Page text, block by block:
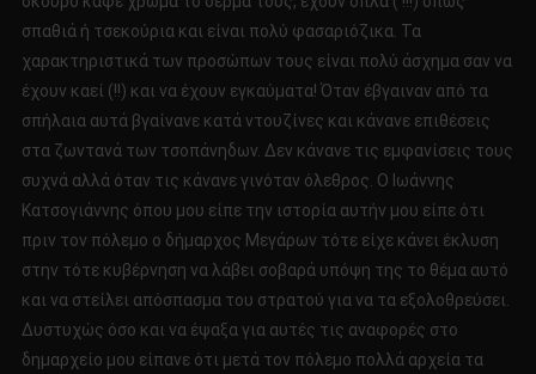
σπαθιά ή τσεκούρια και είναι πολύ φασαριόζικα. Τα
χαρακτηριστικά των προσώπων τους είναι πολύ άσχημα σαν να
έχουν καεί (!!) και να έχουν εγκαύματα! Όταν έβγαιναν από τα
σπήλαια αυτά βγαίνανε κατά ντουζίνες και κάνανε επιθέσεις
στα ζωντανά των τσοπάνηδων. Δεν κάνανε τις εμφανίσεις τους
συχνά αλλά όταν τις κάνανε γινόταν όλεθρος. Ο Ιωάννης
Κατσογιάννης όπου μου είπε την ιστορία αυτήν μου είπε ότι
πριν τον πόλεμο ο δήμαρχος Μεγάρων τότε είχε κάνει έκλυση
στην τότε κυβέρνηση να λάβει σοβαρά υπόψη της το θέμα αυτό
και να στείλει απόσπασμα του στρατού για να τα εξολοθρεύσει.
Δυστυχώς όσο και να έψαξα για αυτές τις αναφορές στο
δημαρχείο μου είπανε ότι μετά τον πόλεμο πολλά αρχεία τα